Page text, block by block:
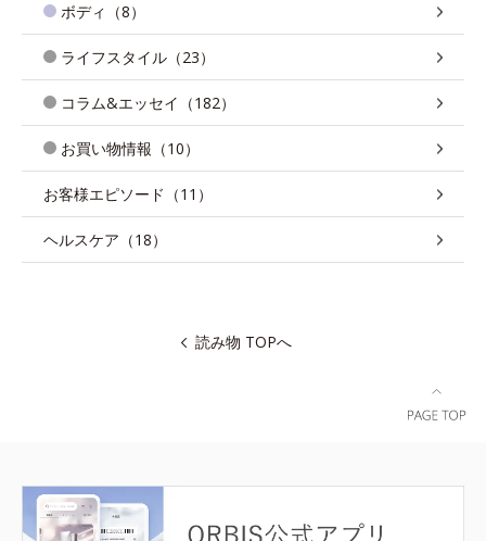
ボディ（8）
ライフスタイル（23）
コラム&エッセイ（182）
お買い物情報（10）
お客様エピソード（11）
ヘルスケア（18）
読み物 TOPへ